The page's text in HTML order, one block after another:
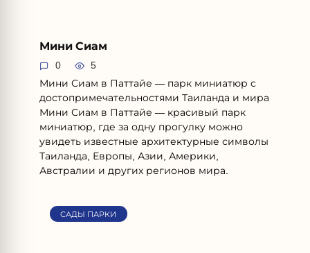
Мини Сиам
0 5
Мини Сиам в Паттайе — парк миниатюр с
достопримечательностями Таиланда и мира
Мини Сиам в Паттайе — красивый парк
миниатюр, где за одну прогулку можно
увидеть известные архитектурные символы
Таиланда, Европы, Азии, Америки,
Австралии и других регионов мира.
САДЫ ПАРКИ